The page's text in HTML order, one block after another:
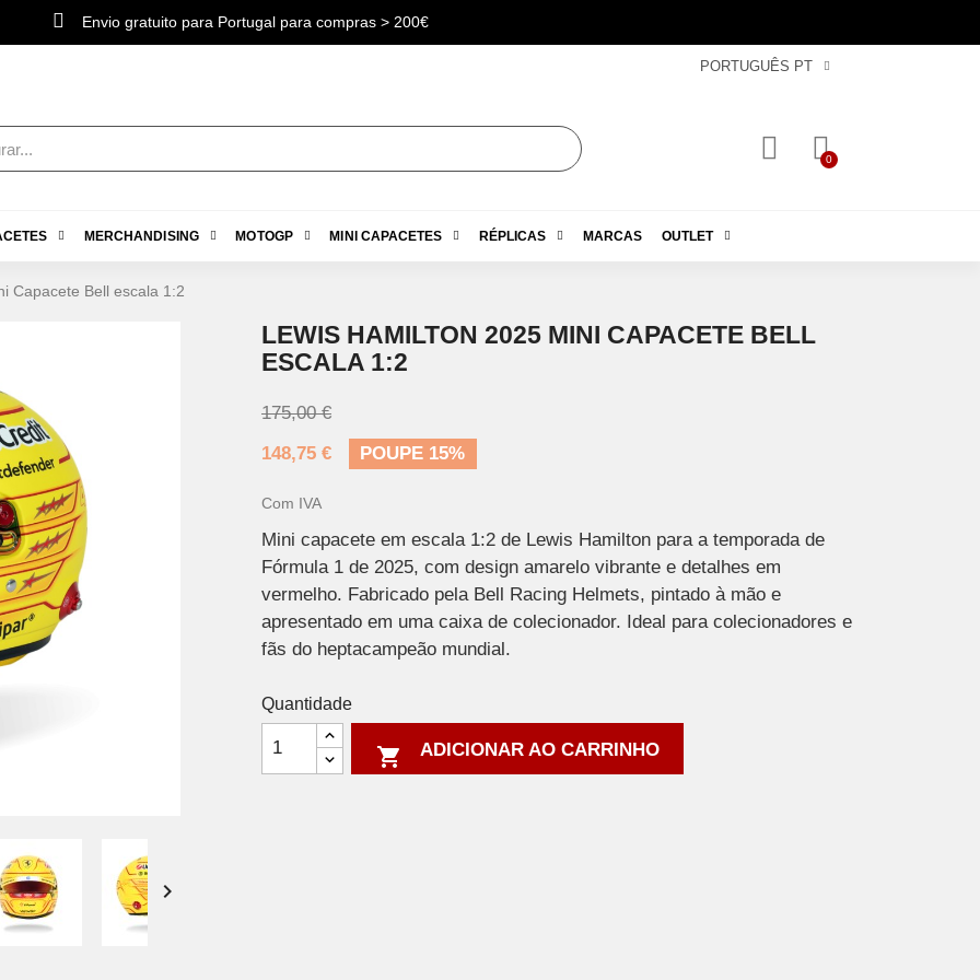
Envio gratuito para Portugal para compras > 200€
PORTUGUÊS PT
MERCHANDISING MOTOGP MINI CAPACETES RÉPLICAS MARCAS OUTLET
Capacete Bell escala 1:2

LEWIS HAMILTON 2025 MINI CAPACETE BELL
ESCALA 1:2
175,00 €
148,75 €
POUPE 15%
Com IVA
Mini capacete em escala 1:2 de Lewis Hamilton para a temporada de
Fórmula 1 de 2025, com design amarelo vibrante e detalhes em
vermelho. Fabricado pela Bell Racing Helmets, pintado à mão e
apresentado em uma caixa de colecionador. Ideal para colecionadores e
fãs do heptacampeão mundial.
Quantidade
 ADICIONAR AO CARRINHO